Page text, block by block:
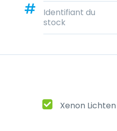
Identifiant du
stock
Xenon Lichten